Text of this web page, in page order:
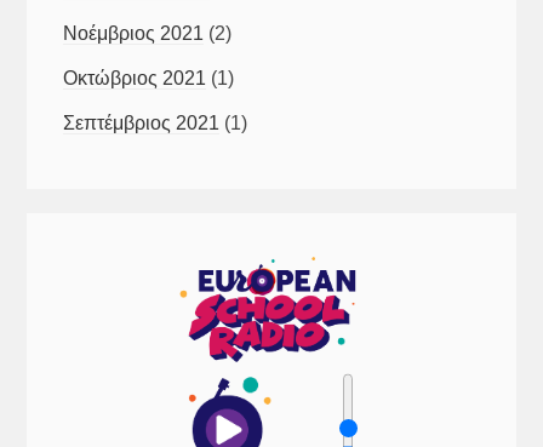
Νοέμβριος 2021 (2)
Οκτώβριος 2021 (1)
Σεπτέμβριος 2021 (1)